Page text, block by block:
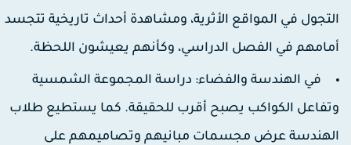
في المواقع الأثرية، ومشاهدة أحداث تاريخية تتجسد
في الفصل الدراسي، وكأنهم يعيشون اللحظة.
في الهندسة والفضاء:دراسة المجموعة الشمسية
الكواكب يصبح أقرب للحقيقة. كما يستطيع طلاب
عرض مجسمات مبانيهم وتصاميمهم على